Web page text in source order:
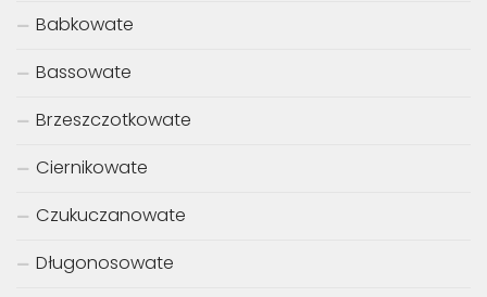
Babkowate
Bassowate
Brzeszczotkowate
Ciernikowate
Czukuczanowate
Długonosowate